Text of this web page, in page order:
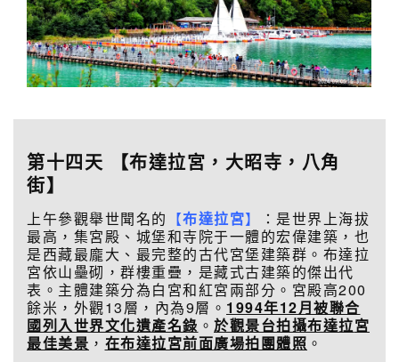
第十四天 【布達拉宮，大昭寺，八角
街】
上午參觀舉世聞名的 【布達拉宮】
：是世界上海拔
最高，集宮殿、城堡和寺院于一體的宏偉建築，也
是西藏最龐大、最完整的古代宮堡建築群。布達拉
宮依山壘砌，群樓重疊，是藏式古建築的傑出代
表。主體建築分為白宮和紅宮兩部分。宮殿高200
餘米，外觀13層，內為9層。 1994年12月被聯合
國列入世界文化遺產名錄 。 於觀景台拍攝布達拉宮
最佳美景 ， 在布達拉宮前面廣場拍團體照 。